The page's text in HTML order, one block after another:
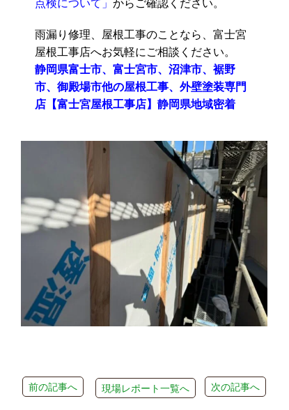
点検について」 からご確認ください。
雨漏り修理、屋根工事のことなら、富士宮
屋根工事店へお気軽にご相談ください。
静岡県富士市、富士宮市、沼津市、裾野
市、御殿場市他の屋根工事、外壁塗装専門
店【富士宮屋根工事店】静岡県地域密着
前の記事へ 次の記事へ
現場レポート一覧へ